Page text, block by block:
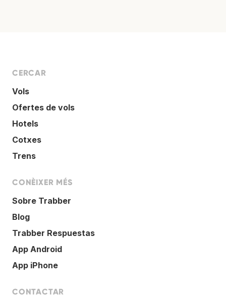
CERCAR
Vols
Ofertes de vols
Hotels
Cotxes
Trens
CONÈIXER MÉS
Sobre Trabber
Blog
Trabber Respuestas
App Android
App iPhone
CONTACTAR